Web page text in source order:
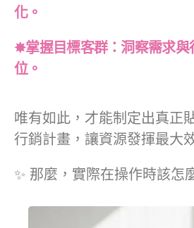
化。
✸掌握目標客群：洞察需求與
位。
唯有如此，才能制定出真正
行銷計畫，讓資源發揮最大
✨ 那麼，實際在操作時該怎